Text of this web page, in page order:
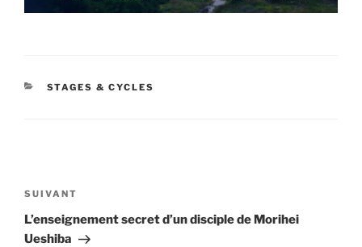
CATÉGORIES
STAGES & CYCLES
de
l’article
Article
suivant
SUIVANT
L’enseignement secret d’un disciple de Morihei
Ueshiba